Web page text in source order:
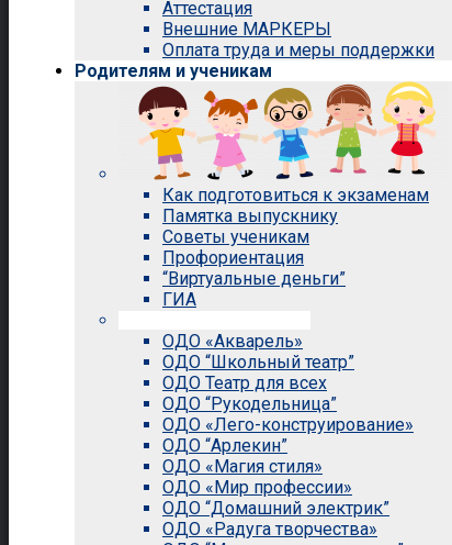
Аттестация
Внешние МАРКЕРЫ
Оплата труда и меры поддержки
Родителям и ученикам
Как подготовиться к экзаменам
Памятка выпускнику
Советы ученикам
Профориентация
“Виртуальные деньги”
ГИА
ОДО «Акварель»
ОДО “Школьный театр”
ОДО Театр для всех
ОДО “Рукодельница”
ОДО «Лего-конструирование»
ОДО “Арлекин”
ОДО «Магия стиля»
ОДО «Мир профессии»
ОДО “Домашний электрик”
ОДО «Радуга творчества»